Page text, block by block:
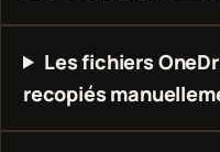
Les fichiers
recopiés